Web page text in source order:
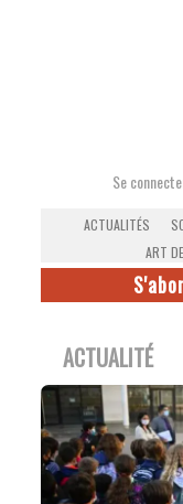
Se
ACTUALITÉS
ART
ACTUALITÉ